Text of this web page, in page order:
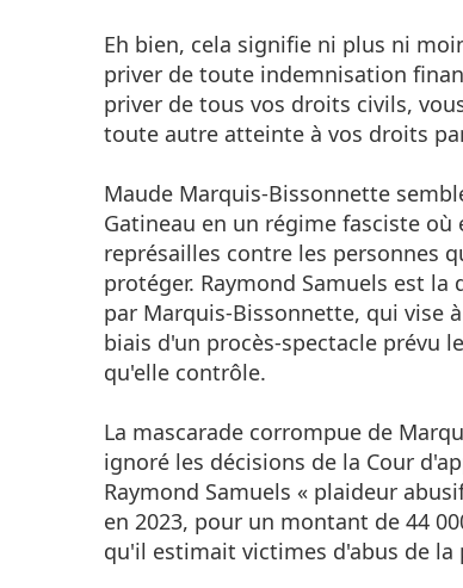
Eh bien, cela signifie ni plus ni
priver de toute indemnisation
priver de tous vos droits civils,
toute autre atteinte à vos droits
Maude Marquis-Bissonnette
Gatineau en un régime fasciste
représailles contre les personnes
protéger. Raymond Samuels est
par Marquis-Bissonnette, qui vise
biais d'un procès-spectacle prévu
qu'elle contrôle.
La mascarade corrompue de
ignoré les décisions de la Cour
Raymond Samuels « plaideur
en 2023, pour un montant de 44
qu'il estimait victimes d'abus de la